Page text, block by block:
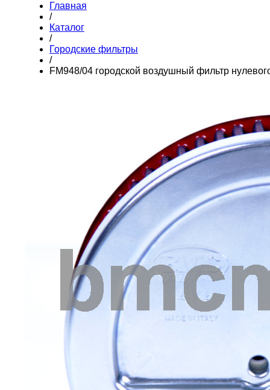
Главная
/
Каталог
/
Городские фильтры
/
FM948/04 городской воздушный фильтр